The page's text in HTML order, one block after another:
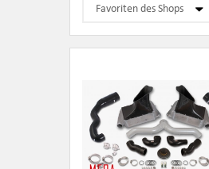
Rohrkit– verbesserter
Ölkühler– größeres Volumen
Luftfilterabschirmung–